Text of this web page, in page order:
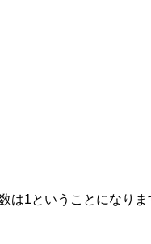
は1ということになり